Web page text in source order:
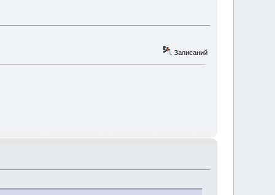
Записаний